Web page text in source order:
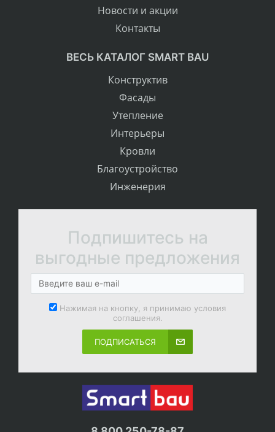
Новости и акции
Контакты
ВЕСЬ КАТАЛОГ SMART BAU
Конструктив
Фасады
Утепление
Интерьеры
Кровли
Благоустройство
Инженерия
Подпишитесь на
выгодные предложения
Нажимая на кнопку, я принимаю условия
соглашения.
ПОДПИСАТЬСЯ